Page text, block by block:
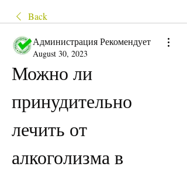
Back
Администрация Рекомендует
August 30, 2023
Можно ли
принудительно
лечить от
алкоголизма в